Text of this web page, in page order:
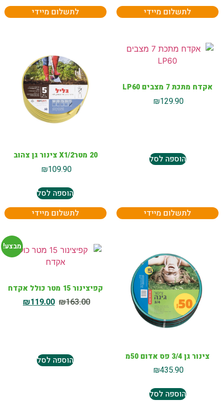
לתשלום מיידי
לתשלום מיידי
אקדח מתכת 7 מצבים LP60
₪129.90
הוספה לסל
לתשלום מיידי
20 מטרX1/2 צינור גן צהוב
₪109.90
הוספה לסל
לתשלום מיידי
צינור גן 3/4 פס אדום 50מ
₪435.90
הוספה לסל
מבצע!
קפיצינור 15 מטר כולל אקדח
₪163.00
₪119.00
הוספה לסל